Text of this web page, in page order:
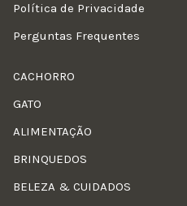
Política de Privacidade
Perguntas Frequentes
CACHORRO
GATO
ALIMENTAÇÃO
BRINQUEDOS
BELEZA & CUIDADOS